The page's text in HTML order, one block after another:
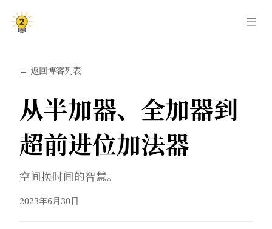
← 返回博客列表
从半加器、全加器到
超前进位加法器
空间换时间的智慧。
2023年6月30日